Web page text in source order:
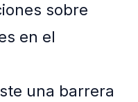
sobre
en el
una barrera